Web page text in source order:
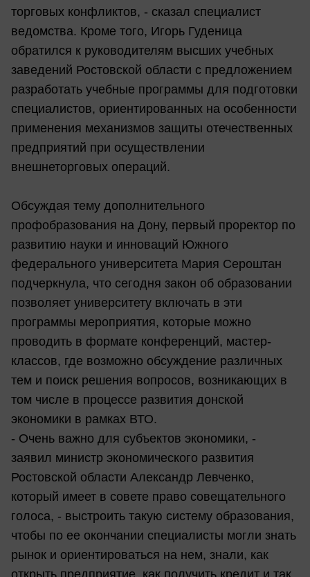
торговых конфликтов, - сказал специалист
ведомства. Кроме того, Игорь Гуденица
обратился к руководителям высших учебных
заведений Ростовской области с предложением
разработать учебные программы для подготовки
специалистов, ориентированных на особенности
применения механизмов защиты отечественных
предприятий при осуществлении
внешнеторговых операций.
Обсуждая тему дополнительного
профобразования на Дону, первый проректор по
развитию науки и инноваций Южного
федерального университета Мария Сероштан
подчеркнула, что сегодня закон об образовании
позволяет университету включать в эти
программы мероприятия, которые можно
проводить в формате конференций, мастер-
классов, где возможно обсуждение различных
тем и поиск решения вопросов, возникающих в
том числе в процессе развития донской
экономики в рамках ВТО.
- Очень важно для субъектов экономики, -
заявил министр экономического развития
Ростовской области Александр Левченко,
который имеет в совете право совещательного
голоса, - выстроить такую систему образования,
чтобы по ее окончании специалисты могли знать
рынок и ориентироваться на нем, знали, как
открыть предприятие, как получить кредит и так